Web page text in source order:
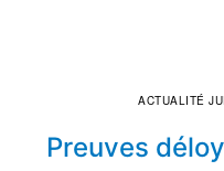
Commissariat aux
On parle de nous
Preuves
ACTUALITÉ